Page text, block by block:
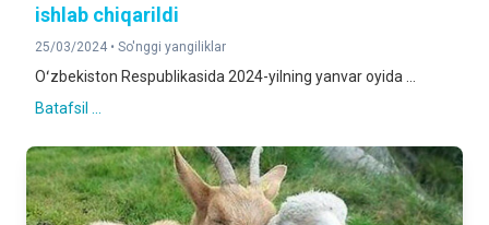
ishlab chiqarildi
25/03/2024 • So'nggi yangiliklar
Oʻzbekiston Respublikasida 2024-yilning yanvar oyida ...
Batafsil ...